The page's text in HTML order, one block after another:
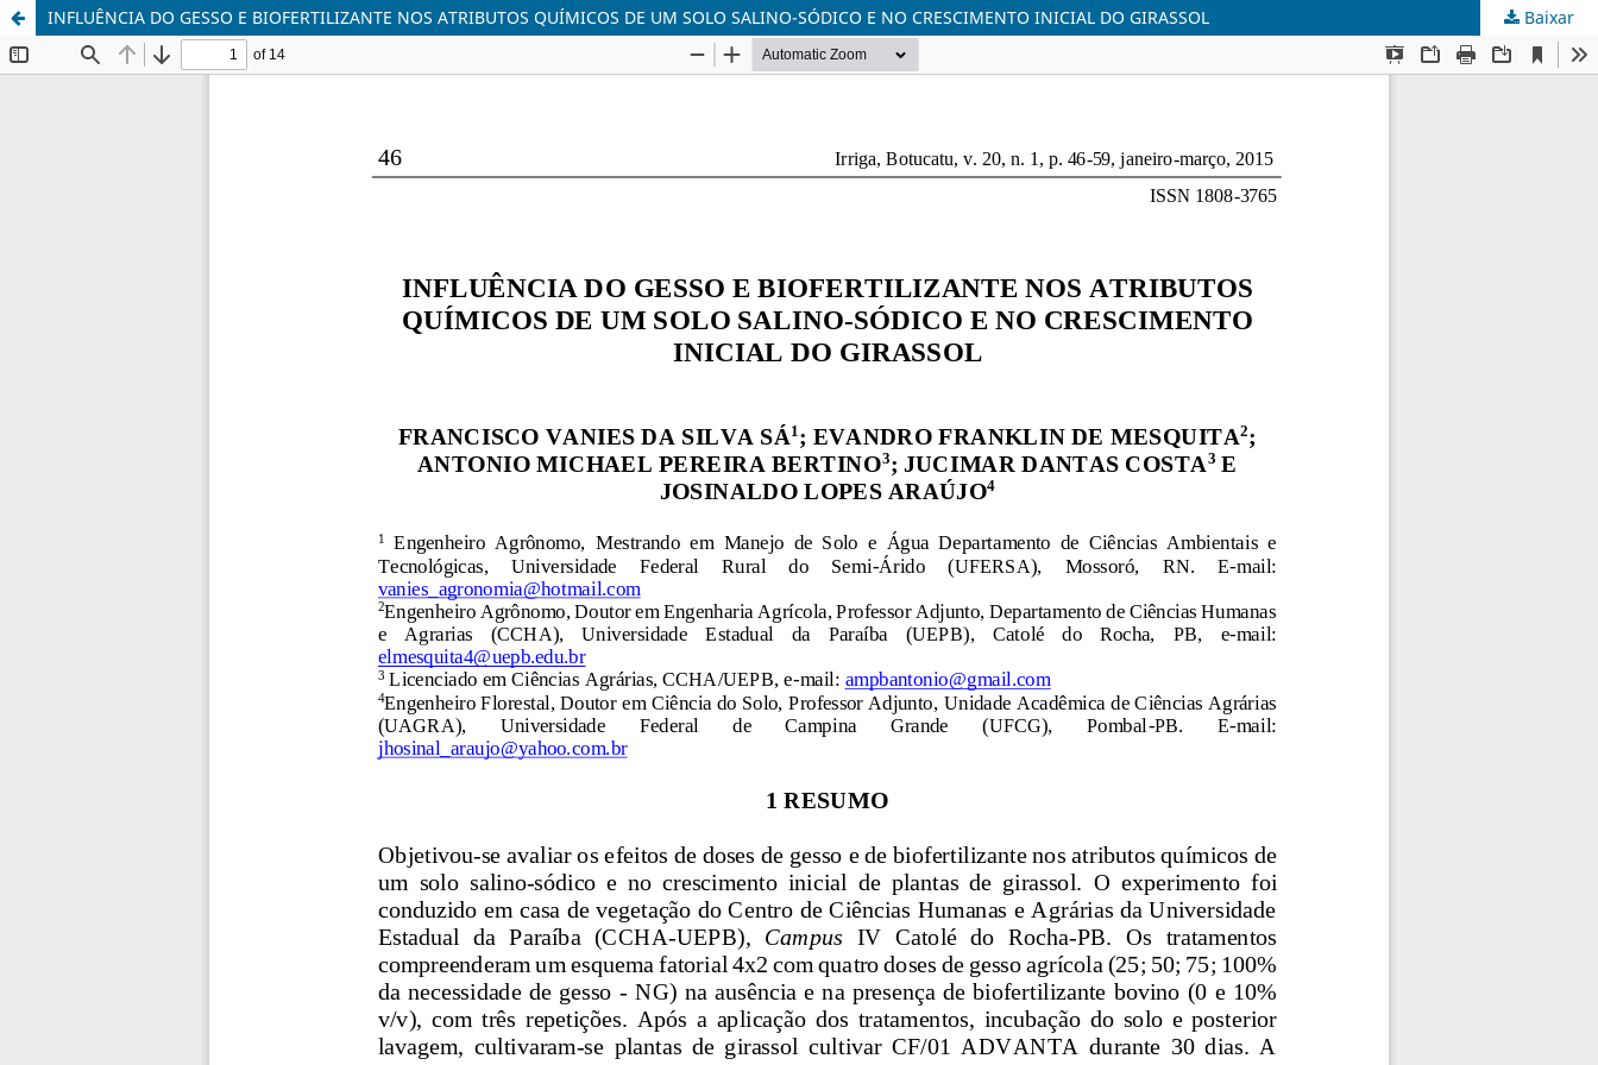
INFLUÊNCIA DO GESSO E BIOFERTILIZANTE NOS ATRIBUTOS QUÍMICOS DE UM SOLO SALINO-SÓDICO E NO CRESCIMENTO INICIAL DO GIRASSOL Baixar